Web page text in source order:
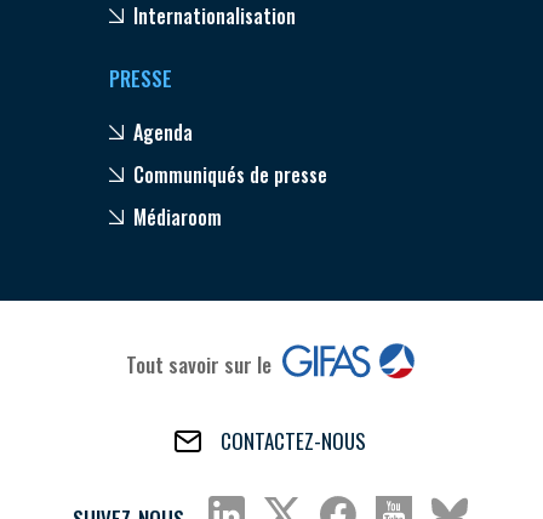
Internationalisation
PRESSE
Agenda
Communiqués de presse
Médiaroom
Tout savoir sur le
CONTACTEZ-NOUS